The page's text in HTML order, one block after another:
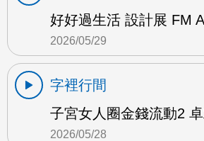
好好過生活 設計展 FM
2026/05/29
字裡行間
子宮女人圈金錢流動2
2026/05/28